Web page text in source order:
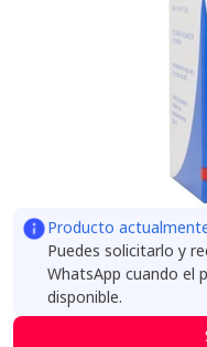
Producto
Puedes solicitarlo y
WhatsApp cuando el
disponible.